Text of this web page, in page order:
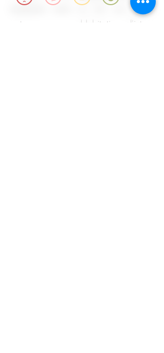
disdettato entro le 24 ore prima
potranno essere addebitati per l'intero